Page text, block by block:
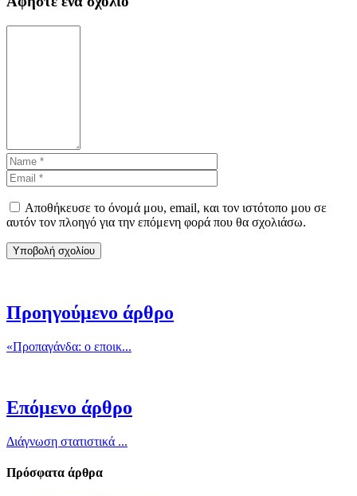
Αποθήκευσε το όνομά μου, email, και τον ιστότοπο μου σε
αυτόν τον πλοηγό για την επόμενη φορά που θα σχολιάσω.
Προηγούμενο άρθρο
«Προπαγάνδα: ο εποικ...
Επόμενο άρθρο
Διάγνωση στατιστικά ...
Πρόσφατα άρθρα